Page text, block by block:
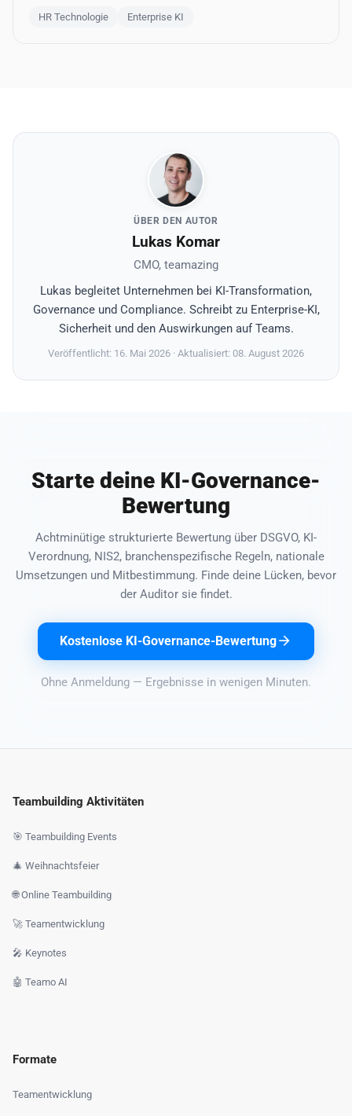
HR Technologie Enterprise KI
ÜBER DEN AUTOR
Lukas Komar
CMO, teamazing
Lukas begleitet Unternehmen bei KI-Transformation,
Governance und Compliance. Schreibt zu Enterprise-KI,
Sicherheit und den Auswirkungen auf Teams.
Veröffentlicht: 16. Mai 2026 · Aktualisiert: 08. August 2026
Starte deine KI-Governance-
Bewertung
Achtminütige strukturierte Bewertung über DSGVO, KI-
Verordnung, NIS2, branchenspezifische Regeln, nationale
Umsetzungen und Mitbestimmung. Finde deine Lücken, bevor
der Auditor sie findet.
Kostenlose KI-Governance-Bewertung
Ohne Anmeldung — Ergebnisse in wenigen Minuten.
Teambuilding Aktivitäten
🎯 Teambuilding Events
🎄 Weihnachtsfeier
🌐 Online Teambuilding
🚀 Teamentwicklung
🎤 Keynotes
🤖 Teamo AI
Formate
Teamentwicklung